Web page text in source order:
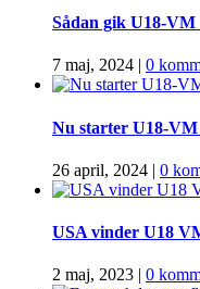
Sådan gik U18-VM
7 maj, 2024 | 0
Nu starter U18-VM
26 april, 2024 | 0
USA vinder U18
2 maj, 2023 0